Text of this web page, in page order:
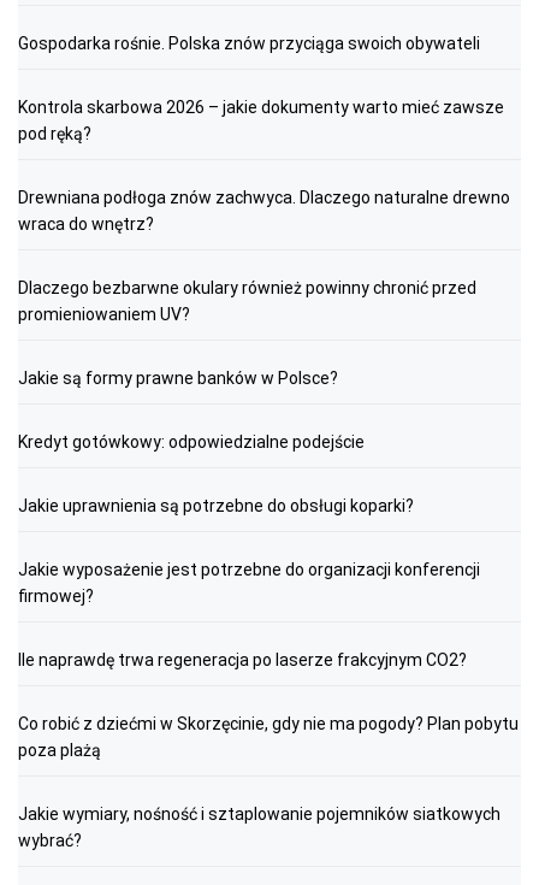
Gospodarka rośnie. Polska znów przyciąga swoich obywateli
Kontrola skarbowa 2026 – jakie dokumenty warto mieć zawsze
pod ręką?
Drewniana podłoga znów zachwyca. Dlaczego naturalne drewno
wraca do wnętrz?
Dlaczego bezbarwne okulary również powinny chronić przed
promieniowaniem UV?
Jakie są formy prawne banków w Polsce?
Kredyt gotówkowy: odpowiedzialne podejście
Jakie uprawnienia są potrzebne do obsługi koparki?
Jakie wyposażenie jest potrzebne do organizacji konferencji
firmowej?
Ile naprawdę trwa regeneracja po laserze frakcyjnym CO2?
Co robić z dziećmi w Skorzęcinie, gdy nie ma pogody? Plan pobytu
poza plażą
Jakie wymiary, nośność i sztaplowanie pojemników siatkowych
wybrać?